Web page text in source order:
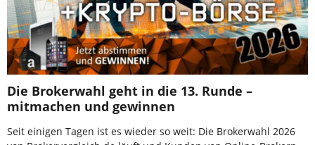
Die Brokerwahl geht in die 13. Runde –
mitmachen und gewinnen
Seit einigen Tagen ist es wieder so weit: Die Brokerwahl 2026